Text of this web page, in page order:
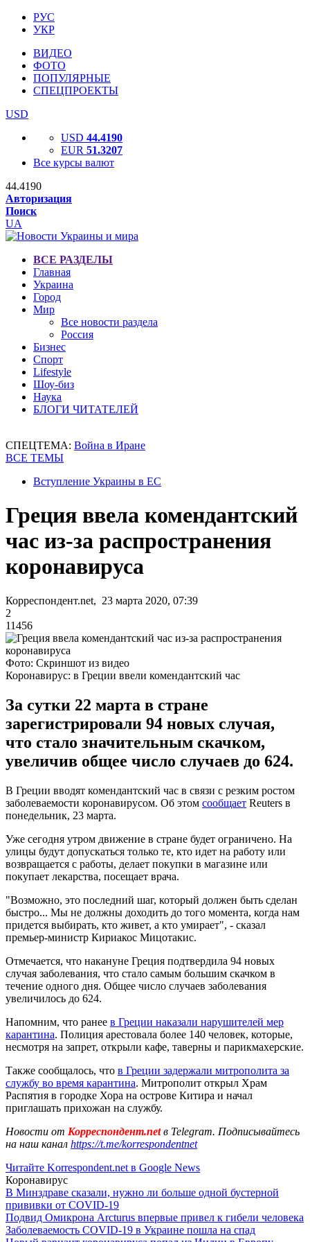
РУС
УКР
ВИДЕО
ФОТО
ПОПУЛЯРНЫЕ
СПЕЦПРОЕКТЫ
USD
USD 44.4190
EUR 51.3207
Все курсы валют
44.4190
Авторизация
Поиск
UA
ВСЕ РАЗДЕЛЫ
Главная
Украина
Город
Мир
Все новости раздела
Россия
Бизнес
Спорт
Lifestyle
Шоу-биз
Наука
БЛОГИ ЧИТАТЕЛЕЙ
СПЕЦТЕМА: Война в Иране
ВСЕ ТЕМЫ
Вступление Украины в ЕС
Греция ввела комендантский
час из-за распространения
коронавируса
Корреспондент.net, 23 марта 2020, 07:39
2
11456
Фото: Скриншот из видео
Коронавирус: в Греции ввели комендантский час
За сутки 22 марта в стране
зарегистрировали 94 новых случая,
что стало значительным скачком,
увеличив общее число случаев до 624.
В Греции вводят комендантский час в связи с резким ростом
заболеваемости коронавирусом. Об этом сообщает Reuters в
понедельник, 23 марта.
Уже сегодня утром движение в стране будет ограничено. На
улицы будут допускаться только те, кто идет на работу или
возвращается с работы, делает покупки в магазине или
покупает лекарства, посещает врача.
"Возможно, это последний шаг, который должен быть сделан
быстро... Мы не должны доходить до того момента, когда нам
придется выбирать, кто живет, а кто умирает", - сказал
премьер-министр Кириакос Мицотакис.
Отмечается, что накануне Греция подтвердила 94 новых
случая заболевания, что стало самым большим скачком в
течение одного дня. Общее число случаев заболевания
увеличилось до 624.
Напомним, что ранее в Греции наказали нарушителей мер
карантина. Полиция арестовала более 140 человек, которые,
несмотря на запрет, открыли кафе, таверны и парикмахерские.
Также сообщалось, что в Греции задержали митрополита за
службу во время карантина. Митрополит открыл Храм
Распятия в городке Хора на острове Китира и начал
приглашать прихожан на службу.
Новости от Корреспондент.netв Telegram. Подписывайтесь
на наш канал https://t.me/korrespondentnet
Читайте Korrespondent.net в Google News
Коронавирус
В Минздраве сказали, нужно ли больше одной бустерной
прививки от COVID-19
Подвид Омикрона Arcturus впервые привел к гибели человека
Заболеваемость COVID-19 в Украине пошла на спад